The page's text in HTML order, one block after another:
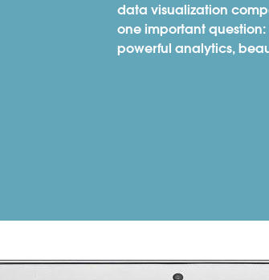
data visualization
one important question:
powerful analytics,